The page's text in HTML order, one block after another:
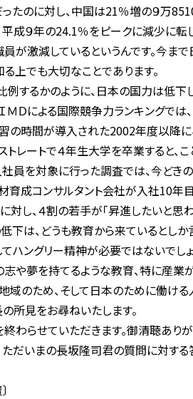
たのに対し、中国は21％増の９万
成９年の24.1％をピークに減少に転
が激減しているというんです。今ま
上でも大切なことであります。
するかのように、日本の国力は低下
Ｄによる国際競争力ランキングでは
の時間が導入された2002年度以降
レートで４年生大学を卒業すると、こ
を対象に行った調査では、今どき
材育成コンサルタント会社が入社10
対し、４割の若手が「昇進したいと
は、どうも教育から来ているとしか
ハングリー精神が必要ではないでし
や夢を持てるような教育、特に産業
域のため、そして日本のために働け
所見をお尋ねいたします。
わらせていただきます。御清聴ありが
いまの長坂隆司君の質問に対する